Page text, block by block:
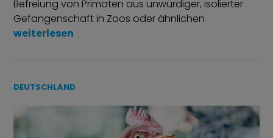
Befreiung von Primaten aus unwürdiger, isolierter
Gefangenschaft in Zoos oder ähnlichen
„Ein Jemand sein (Teil 1)“
weiterlesen
DEUTSCHLAND